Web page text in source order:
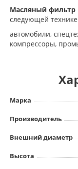
Масляный фильтр
следующей
автомобили,
компрессоры,
Марка
Производитель
Внешний диаметр
Высота